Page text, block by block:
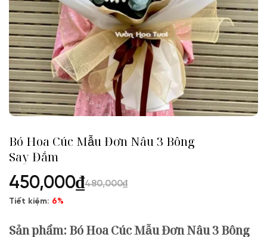
Bó Hoa Cúc Mẫu Đơn Nâu 3 Bông
Say Đắm
450,000₫480,000₫
Tiết kiệm: 6%
Sản phẩm: Bó Hoa Cúc Mẫu Đơn Nâu 3 Bông